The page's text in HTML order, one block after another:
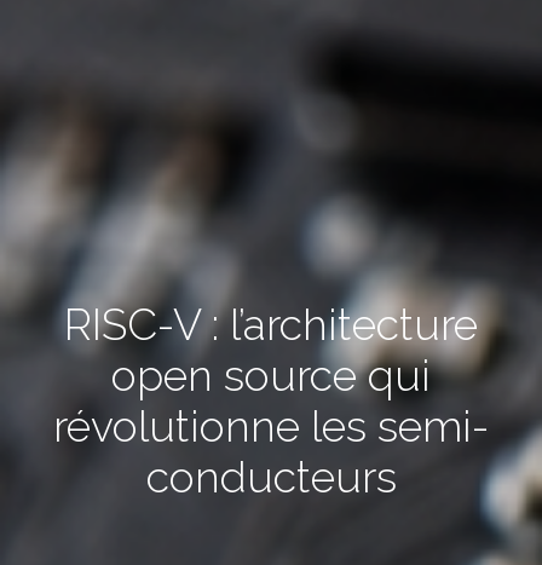
RISC-V : l’architecture
open source qui
révolutionne les semi-
conducteurs